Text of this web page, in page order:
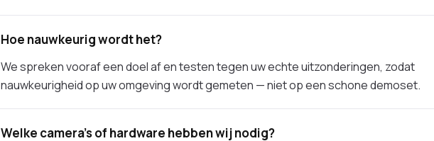
Hoe nauwkeurig wordt het?
We spreken vooraf een doel af en testen tegen uw echte uitzonderingen, zodat
nauwkeurigheid op uw omgeving wordt gemeten — niet op een schone demoset.
Welke camera's of hardware hebben wij nodig?